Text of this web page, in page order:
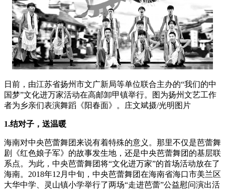
日前，由江苏省扬州市文广新局等单位联合主办的“我们的中
国梦”文化进万家活动在高邮卸甲镇举行。图为扬州文艺工作
者为乡亲们表演舞蹈《阳春面》。庄文斌摄/光明图片
1.结对子，送温暖
海南对中央芭蕾舞团来说有着特殊的意义。那里不仅是芭蕾舞
剧《红色娘子军》的故事发生地，还是中央芭蕾舞团的基层联
系点。为此，中央芭蕾舞团将“文化进万家”的首场活动放在了
海南。2018年12月中旬，中央芭蕾舞团在海南省海口市美兰区
大华中学、灵山镇小学举行了两场“走进芭蕾”公益慰问演出活